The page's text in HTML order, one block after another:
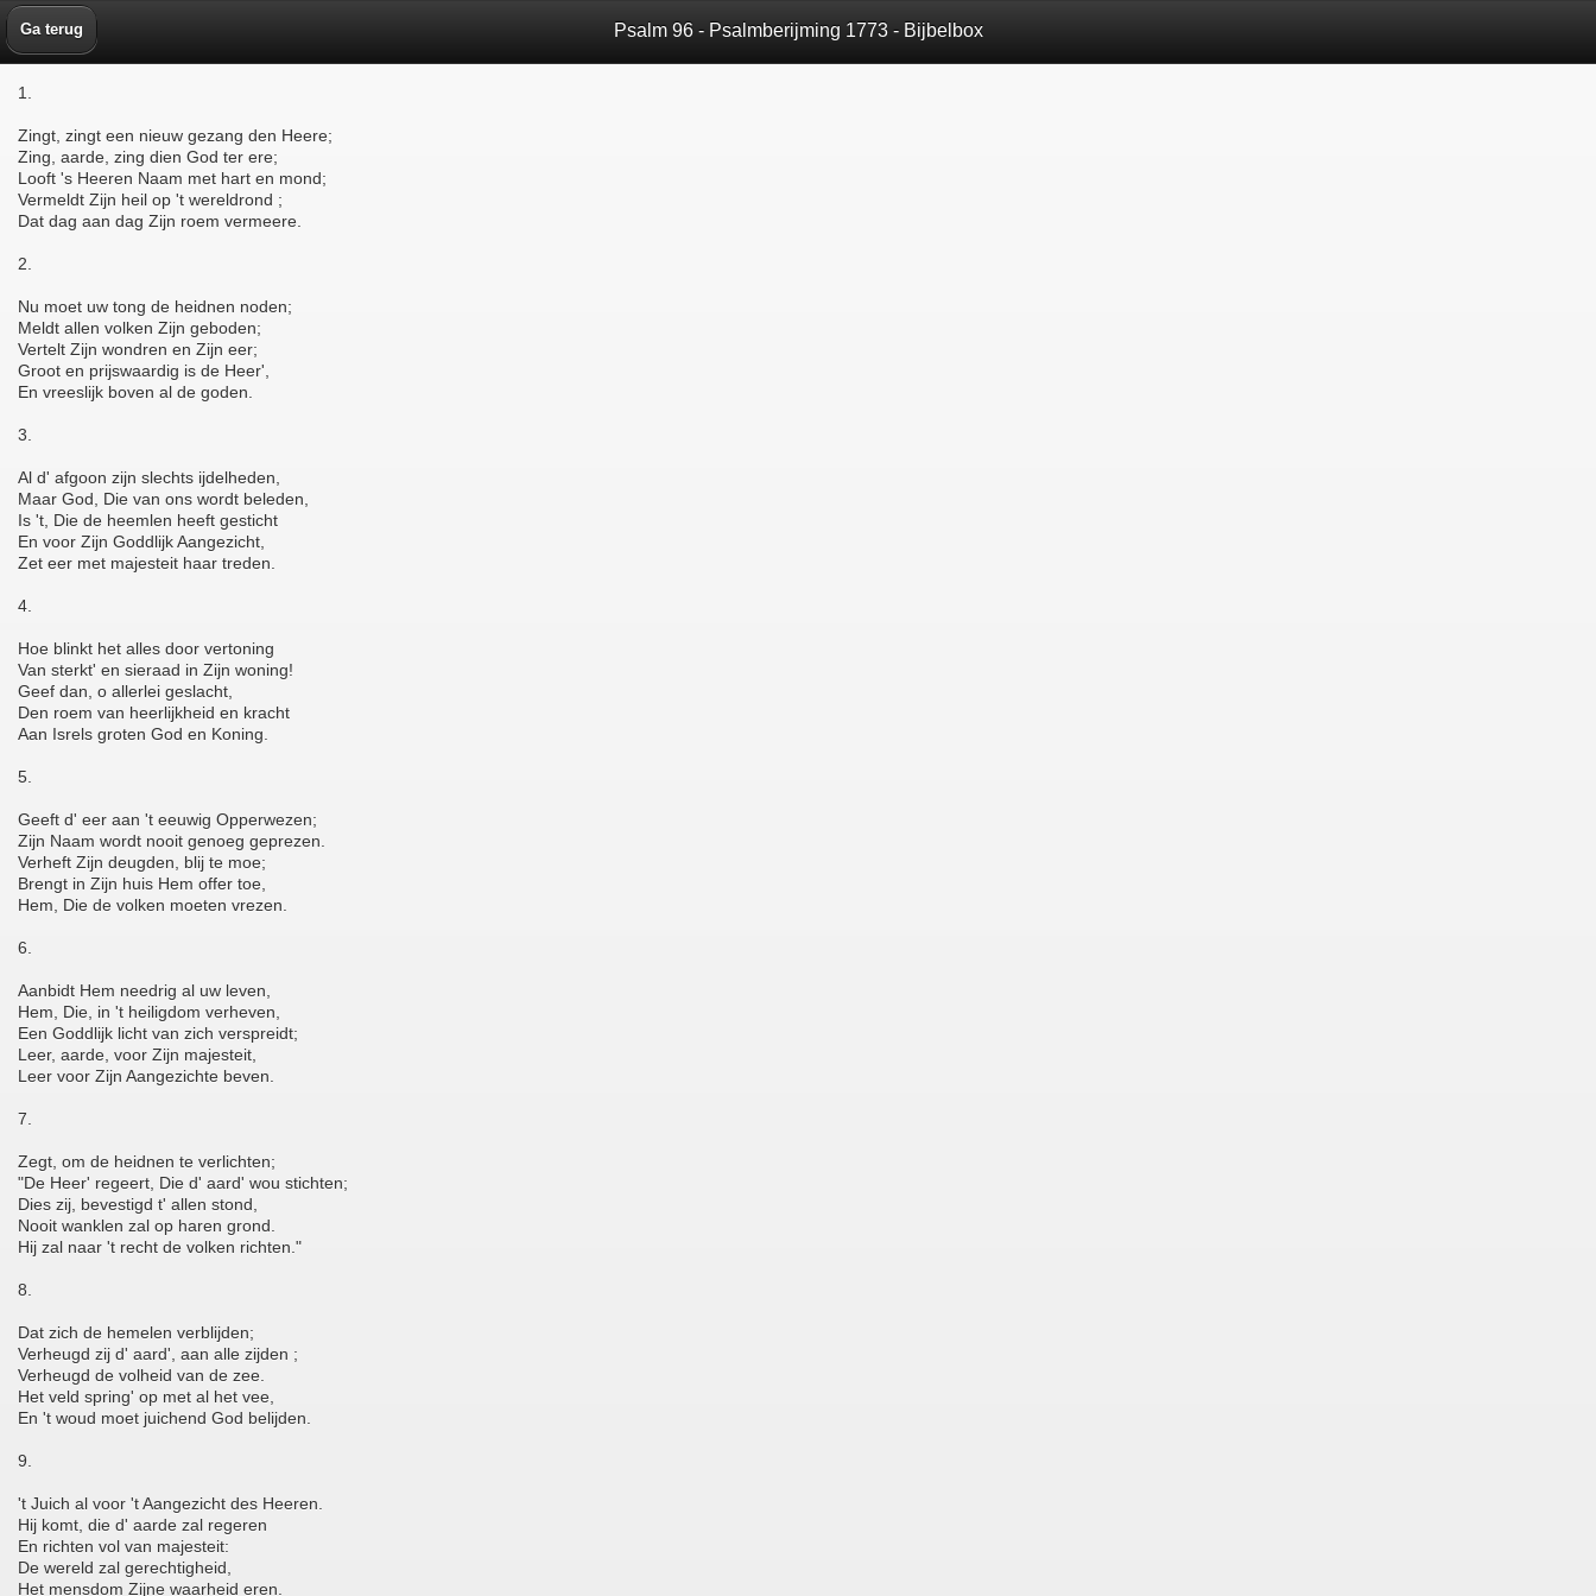
Ga terug Psalm 96 - Psalmberijming 1773 - Bijbelbox
1.
Zingt, zingt een nieuw gezang den Heere;
Zing, aarde, zing dien God ter ere;
Looft 's Heeren Naam met hart en mond;
Vermeldt Zijn heil op 't wereldrond ;
Dat dag aan dag Zijn roem vermeere.
2.
Nu moet uw tong de heidnen noden;
Meldt allen volken Zijn geboden;
Vertelt Zijn wondren en Zijn eer;
Groot en prijswaardig is de Heer',
En vreeslijk boven al de goden.
3.
Al d' afgoon zijn slechts ijdelheden,
Maar God, Die van ons wordt beleden,
Is 't, Die de heemlen heeft gesticht
En voor Zijn Goddlijk Aangezicht,
Zet eer met majesteit haar treden.
4.
Hoe blinkt het alles door vertoning
Van sterkt' en sieraad in Zijn woning!
Geef dan, o allerlei geslacht,
Den roem van heerlijkheid en kracht
Aan Isrels groten God en Koning.
5.
Geeft d' eer aan 't eeuwig Opperwezen;
Zijn Naam wordt nooit genoeg geprezen.
Verheft Zijn deugden, blij te moe;
Brengt in Zijn huis Hem offer toe,
Hem, Die de volken moeten vrezen.
6.
Aanbidt Hem needrig al uw leven,
Hem, Die, in 't heiligdom verheven,
Een Goddlijk licht van zich verspreidt;
Leer, aarde, voor Zijn majesteit,
Leer voor Zijn Aangezichte beven.
7.
Zegt, om de heidnen te verlichten;
"De Heer' regeert, Die d' aard' wou stichten;
Dies zij, bevestigd t' allen stond,
Nooit wanklen zal op haren grond.
Hij zal naar 't recht de volken richten."
8.
Dat zich de hemelen verblijden;
Verheugd zij d' aard', aan alle zijden ;
Verheugd de volheid van de zee.
Het veld spring' op met al het vee,
En 't woud moet juichend God belijden.
9.
't Juich al voor 't Aangezicht des Heeren.
Hij komt, die d' aarde zal regeren
En richten vol van majesteit:
De wereld zal gerechtigheid,
Het mensdom Zijne waarheid eren.